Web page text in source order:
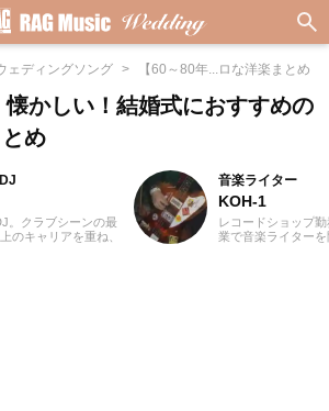
ェディングソング 【60～80年...ロな洋楽まとめ
懐かしい！結婚式におすすめの
め
。クラブシーンの最
のキャリアを重ね、
音楽ライター
KOH-1
レコードショップ
業で音楽ライター